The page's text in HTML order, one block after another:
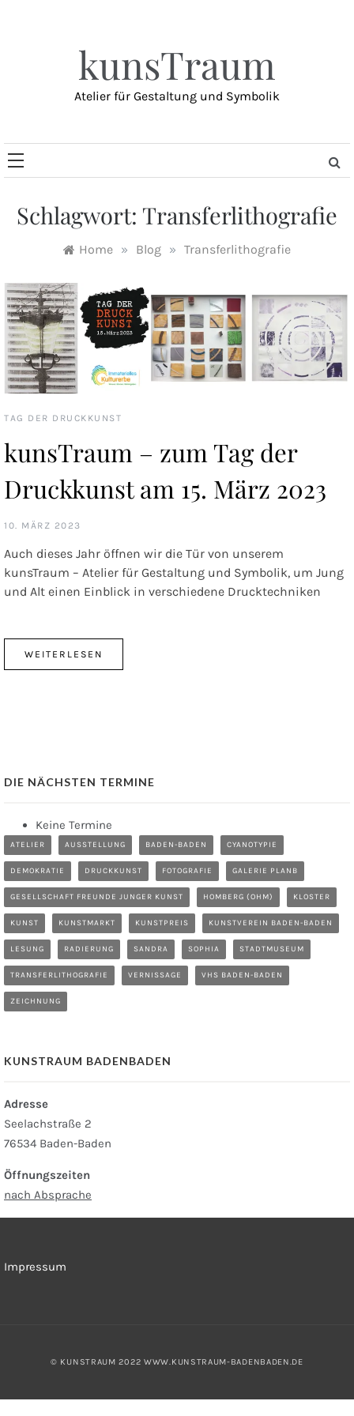
kunsTraum
Atelier für Gestaltung und Symbolik
Schlagwort: Transferlithografie
Home » Blog » Transferlithografie
TAG DER DRUCKKUNST
kunsTraum – zum Tag der
Druckkunst am 15. März 2023
10. MÄRZ 2023
Auch dieses Jahr öffnen wir die Tür von unserem
kunsTraum – Atelier für Gestaltung und Symbolik, um Jung
und Alt einen Einblick in verschiedene Drucktechniken
WEITERLESEN
DIE NÄCHSTEN TERMINE
Keine Termine
ATELIER AUSSTELLUNG BADEN-BADEN CYANOTYPIE
DEMOKRATIE DRUCKKUNST FOTOGRAFIE GALERIE PLANB
GESELLSCHAFT FREUNDE JUNGER KUNST HOMBERG (OHM) KLOSTER
KUNST KUNSTMARKT KUNSTPREIS KUNSTVEREIN BADEN-BADEN
LESUNG RADIERUNG SANDRA SOPHIA STADTMUSEUM
TRANSFERLITHOGRAFIE VERNISSAGE VHS BADEN-BADEN
ZEICHNUNG
KUNSTRAUM BADENBADEN
Adresse
Seelachstraße 2
76534 Baden-Baden
Öffnungszeiten
nach Absprache
Impressum
© KUNSTRAUM 2022 WWW.KUNSTRAUM-BADENBADEN.DE